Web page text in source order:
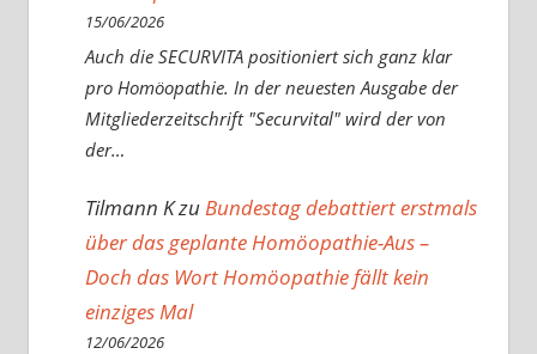
15/06/2026
Auch die SECURVITA positioniert sich ganz klar
pro Homöopathie. In der neuesten Ausgabe der
Mitgliederzeitschrift "Securvital" wird der von
der…
Tilmann KzuBundestag debattiert erstmals
über das geplante Homöopathie-Aus –
Doch das Wort Homöopathie fällt kein
einziges Mal
12/06/2026